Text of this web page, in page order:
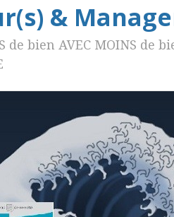
&
de bien AVEC MOINS de